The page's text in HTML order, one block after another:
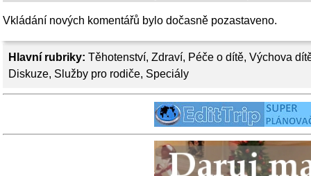
Hlavní rubriky: Těhotenství, Zdraví, Péče o dítě, Výchova
Diskuze, Služby pro rodiče, Speciály
Vkládání nových komentářů bylo dočasně pozastaveno.